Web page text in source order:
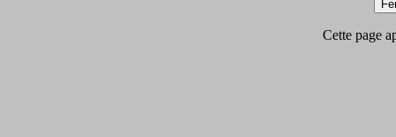
Cette page